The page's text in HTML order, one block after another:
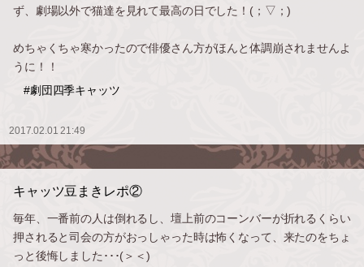
ず、劇場以外で猫達を見れて最高の日でした！(；▽；)
めちゃくちゃ寒かったので俳優さん方がほんと体調崩されませんよ
うに！！
#劇団四季キャッツ
2017.02.01 21:49
キャッツ豆まきレポ②
毎年、一番前の人は倒れるし、壇上前のコーンバーが折れるくらい
押されると司会の方がおっしゃった時は怖くなって、来たのをちょ
っと後悔しました･･･(＞＜)